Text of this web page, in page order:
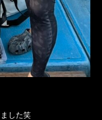
した笑